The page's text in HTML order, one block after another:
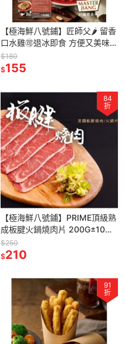
【極海鮮八號鋪】匠師父🌶️ 留香
口水雞🉑退冰即食 方便又美味🌶️
四川名菜🌶低溫舒肥熟成的鮮嫩
雞大腿，滑嫩可口
$180
$155
84
折
【極海鮮八號鋪】PRIME頂級熟
成板腱火鍋燒肉片 200G±10%/
盤
$250
$210
91
折